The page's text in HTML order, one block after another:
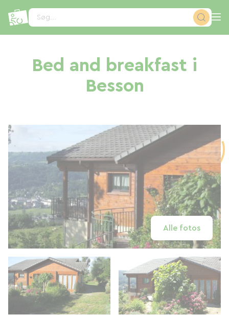
Søg...
Bed and breakfast i
Besson
Alle fotos
CCookie-styringspanel